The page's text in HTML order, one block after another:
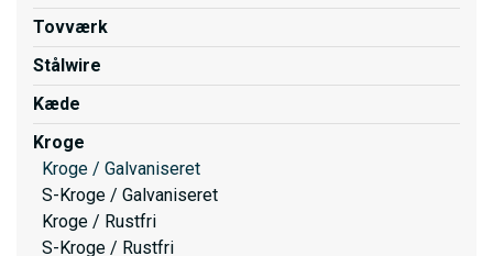
Tovværk
Stålwire
Kæde
Kroge
Kroge / Galvaniseret
S-Kroge / Galvaniseret
Kroge / Rustfri
S-Kroge / Rustfri